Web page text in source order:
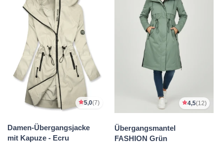
5,0(7)
Damen-Übergangsjacke
mit Kapuze - Ecru
4,5(12)
Übergangsmantel
FASHION Grün